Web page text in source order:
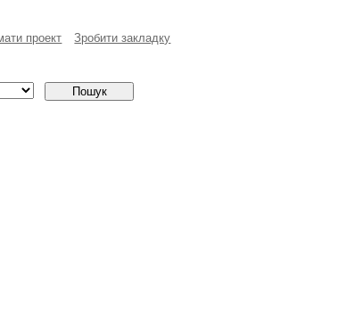
проект Зробити закладку